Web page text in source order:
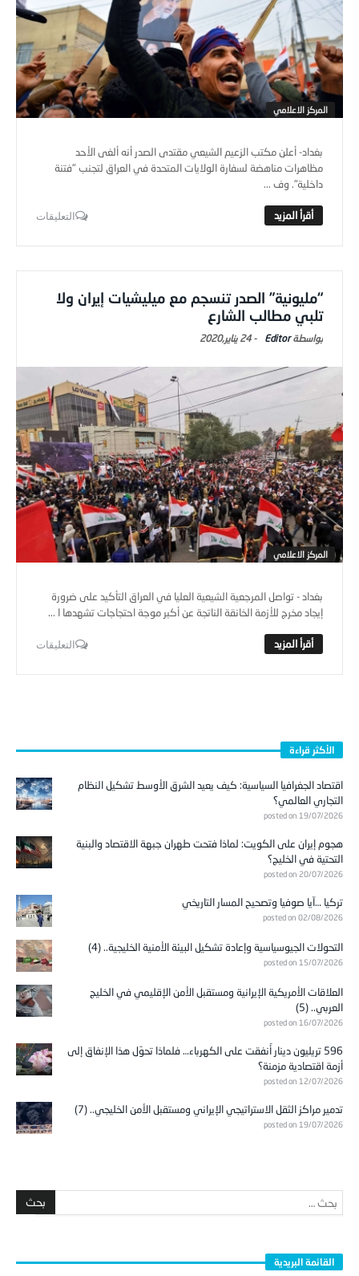
المركز الاعلامي
بغداد- أعلن مكتب الزعيم الشيعي مقتدى الصدر أنه ألغى الأحد
مظاهرات مناهضة لسفارة الولايات المتحدة في العراق لتجنب "فتنة
داخلية". وف ...
التعليقات
“مليونية” الصدر تنسجم مع ميليشيات إيران ولا
تلبي مطالب الشارع
Editor
-24 يناير,2020
المركز الاعلامي
بغداد - تواصل المرجعية الشيعية العليا في العراق التأكيد على ضرورة
إيجاد مخرج للأزمة الخانقة الناتجة عن أكبر موجة احتجاجات تشهدها ا ...
التعليقات
الأكثر قراءة
اقتصاد الجغرافيا السياسية: كيف يعيد الشرق الأوسط تشكيل النظام
التجاري العالمي؟
posted on 19/07/2026
هجوم إيران على الكويت: لماذا فتحت طهران جبهة الاقتصاد والبنية
التحتية في الخليج؟
posted on 20/07/2026
تركيا …آيا صوفيا وتصحيح المسار التاريخي
posted on 02/08/2026
التحولات الجيوسياسية وإعادة تشكيل البيئة الأمنية الخليجية.. (4)
posted on 15/07/2026
العلاقات الأمريكية الإيرانية ومستقبل الأمن الإقليمي في الخليج
العربي.. (5)
posted on 16/07/2026
596 تريليون دينار أُنفقت على الكهرباء… فلماذا تحوّل هذا الإنفاق إلى
أزمة اقتصادية مزمنة؟
posted on 12/07/2026
تدمير مراكز الثقل الاستراتيجي الإيراني ومستقبل الأمن الخليجي.. (7)
posted on 19/07/2026
القائمة البريدية